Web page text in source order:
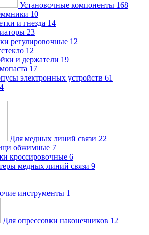
Установочные компоненты 168
10
и гнезда 14
23
регулировочные 12
12
и держатели 19
17
электронных устройств 61
Для медных линий связи 22
обжимные 7
кроссировочные 6
медных линий связи 9
инструменты 1
Для опрессовки наконечников 12